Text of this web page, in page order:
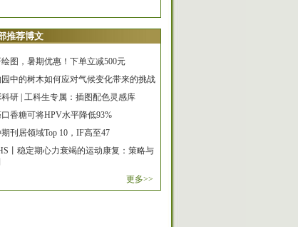
推荐博文
图，暑期优惠！下单立减500元
中的树木如何应对气候变化带来的挑战
研 | 工科生专属：插图配色灵感库
香糖可将HPV水平降低93%
期刊居领域Top 10，IF高至47
丨稳定期心力衰竭的运动康复：策略与
更多>>